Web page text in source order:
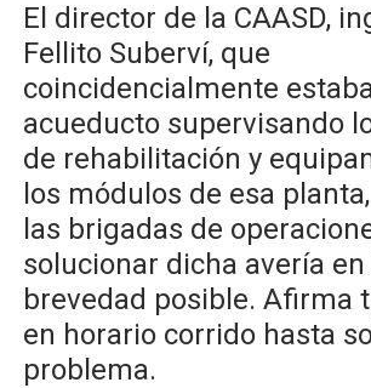
El director de la CAASD,
Fellito Suberví, que
coincidencialmente
acueducto supervisando
de rehabilitación y
los módulos de esa
las brigadas de
solucionar dicha avería
brevedad posible. Afirma
en horario corrido hasta
problema.